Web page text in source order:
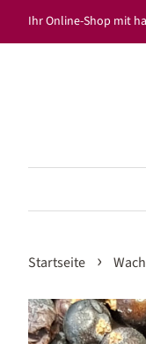
Ihr Online-Shop mit
Startseite ›